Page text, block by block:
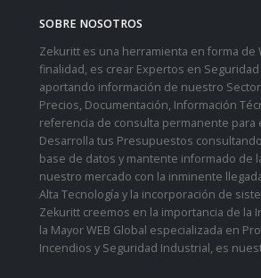
SOBRE NOSOTROS
Zekuritt es una herramienta en forma de
finalidad, es crear Expertos en
aportando información de nuestro
Precios, Documentación, Información
referencia de consulta permanente para
Desarrolla tus Presupuestos
base de datos y mantente informado de
nuestro mercado con la inminente
Alta Tecnología y la incorporación de
Zekuritt creemos en la importancia de la
la Mayor WEB Global especializada en
Incendios y Seguridad Industrial, es